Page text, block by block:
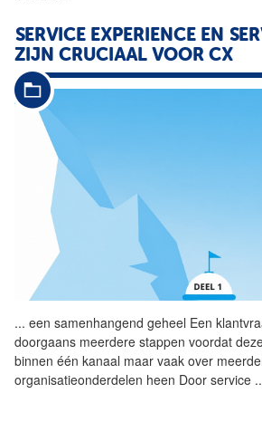
SERVICE EXPERIENCE EN
ZIJN CRUCIAAL VOOR CX
... een samenhangend geheel Een
doorgaans meerdere stappen voordat
binnen één kanaal maar vaak over
organisatieonderdelen heen Door service